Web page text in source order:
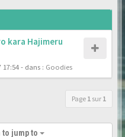
kara Hajimeru
17:54- dans : Goodies
Page 1 sur 1
jump to